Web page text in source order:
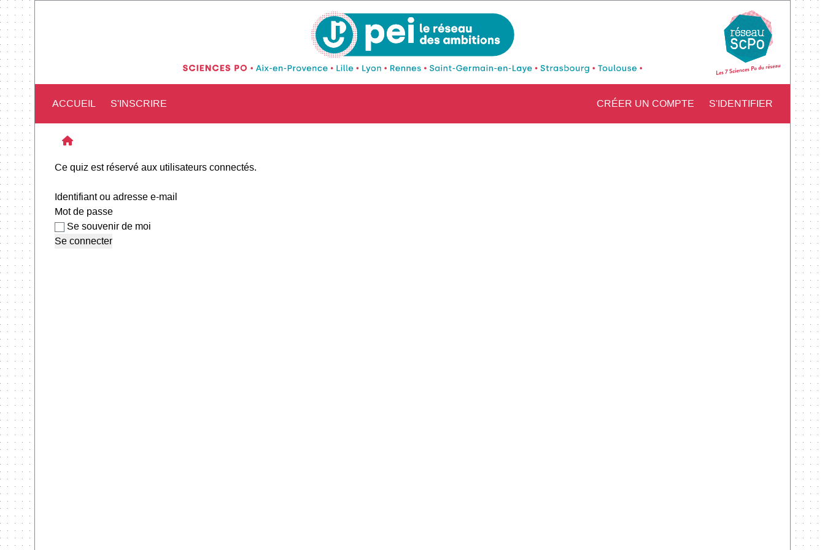
ACCUEIL S'INSCRIRE CRÉER UN COMPTE S'IDENTIFIER
Ce quiz est réservé aux utilisateurs connectés.
Identifiant ou adresse e-mail
Mot de passe
Se souvenir de moi